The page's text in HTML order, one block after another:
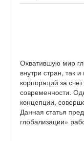
Охватившую мир
внутри стран, так
корпораций за
современности.
концепции,
Данная статья
глобализации»